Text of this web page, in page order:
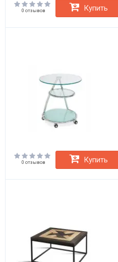
0 отзывов Купить
0 отзывов Купить